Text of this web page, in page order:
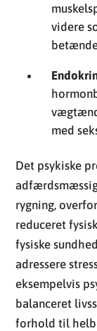
videre
med
Det psykiske
rygning,
reduceret
fysiske
adressere
eksempelvis
balanceret
forhold til